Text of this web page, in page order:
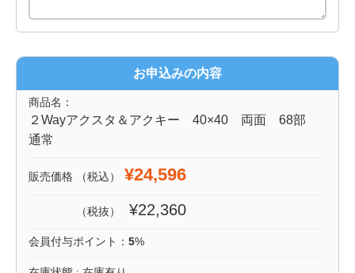
お申込みの内容
商品名：
２Wayアクスタ＆アクキー 40×40 両面 68部
通常
販売価格 （税込） ¥24,596
（税抜） ¥22,360
会員付与ポイント： 5%